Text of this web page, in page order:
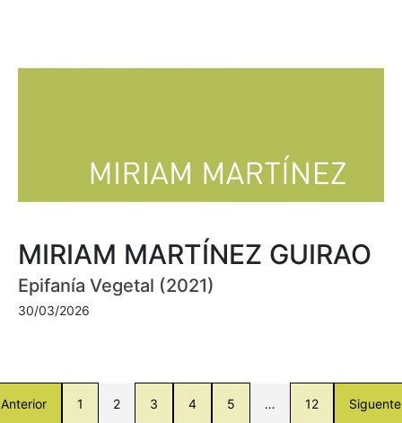
MIRIAM MARTÍNEZ GUIRAO
Epifanía Vegetal (2021)
30/03/2026
Anterior 1 2 3 4 5 … 12 Siguente